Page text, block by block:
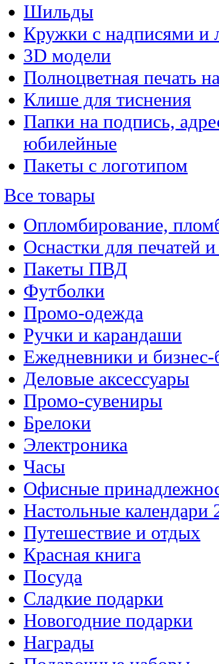
Шильды
Кружки с надписями и
3D модели
Полноцветная печать
Клише для тиснения
Папки на подпись,
юбилейные
Пакеты с логотипом
Все товары
Опломбирование,
Оснастки для печатей
Пакеты ПВД
Футболки
Промо-одежда
Ручки и карандаши
Ежедневники и
Деловые аксессуары
Промо-сувениры
Брелоки
Электроника
Часы
Офисные
Настольные календари
Путешествие и отдых
Красная книга
Посуда
Сладкие подарки
Новогодние подарки
Награды